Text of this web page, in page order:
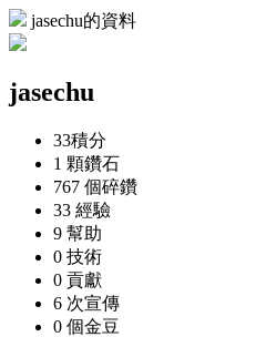
jasechu的資料
jasechu
33積分
1 顆鑽石
767 個碎鑽
33 經驗
9 幫助
0 技術
0 貢獻
6 次宣傳
0 個金豆